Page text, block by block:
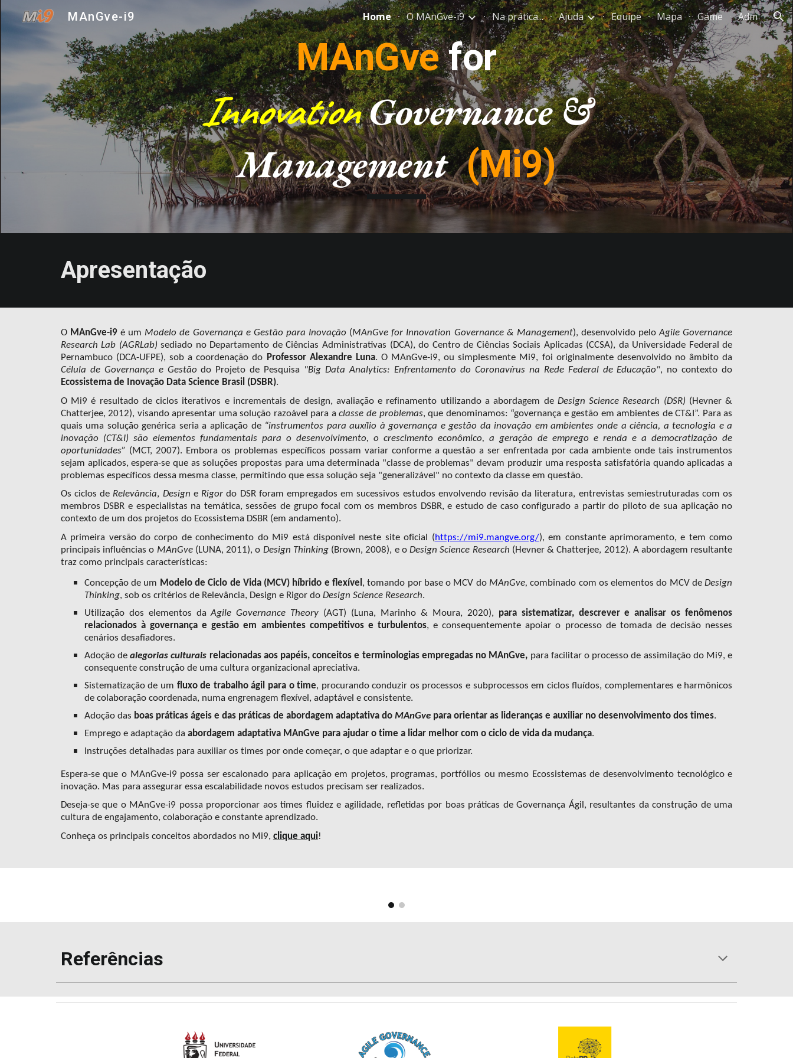
Skip to main content Skip to navigation
MAnGve-i9 Home O MAnGve-i9 Na prática... Ajuda Equipe Mapa Game Adm
MAnGve for
Innovation Governance &
Management (Mi9)
Apresentação
O MAnGve-i9é um Modelo de Governança e Gestão para Inovação (MAnGve for Innovation Governance & Management), desenvolvidopelo Agile Governance
Research Lab (AGRLab) sediado noDepartamento de Ciências Administrativas (DCA), do Centro de Ciências Sociais Aplicadas (CCSA), da Universidade Federal de
Pernambuco (DCA-UFPE), sob a coordenação do Professor Alexandre Luna. O MAnGve-i9, ou simplesmente Mi9, foi originalmente desenvolvidono âmbito da
Célula de Governança e Gestãodo Projeto de Pesquisa "Big Data Analytics: Enfrentamento do Coronavírus na Rede Federal de Educação", no contexto do
Ecossistema de Inovação Data Science Brasil (DSBR).
O Mi9 é resultado de ciclos iterativos e incrementais de design, avaliação e refinamento utilizando a abordagem de Design Science Research (DSR) (Hevner &
Chatterjee, 2012), visando apresentar uma solução razoável para aclasse de problemas, que denominamos: “governança e gestão em ambientes de CT&I”. Para as
quais uma solução genérica seria a aplicação de “instrumentos para auxílio à governança e gestão da inovação em ambientes onde a ciência, a tecnologia e a
inovação (CT&I) são elementos fundamentais para o desenvolvimento, o crescimento econômico, a geração de emprego e renda e a democratização de
oportunidades” (MCT, 2007). Embora os problemas específicos possam variar conforme a questão a ser enfrentada por cada ambiente onde tais instrumentos
sejam aplicados, espera-se que as soluções propostas para uma determinada "classe de problemas" devam produzir uma resposta satisfatória quando aplicadas a
problemas específicos dessa mesma classe, permitindo que essa solução seja "generalizável" no contexto da classe em questão.
Os ciclos de Relevância, Design e Rigordo DSR foram empregados em sucessivos estudos envolvendo revisão da literatura, entrevistas semiestruturadas com os
membros DSBR e especialistas na temática, sessões de grupo focal comos membros DSBR, e estudo de caso configurado a partir do piloto de sua aplicação no
contexto de um dos projetos do Ecossistema DSBR (em andamento).
A primeira versão do corpo de conhecimento do Mi9 está disponível neste site oficial (https://mi9.mangve.org/), em constante aprimoramento, e tem como
principais influênciaso MAnGve (LUNA, 2011), o Design Thinking(Brown, 2008), e oDesign Science Research (Hevner & Chatterjee, 2012). A abordagem resultante
traz comoprincipais características:
Concepção de um Modelo de Ciclo de Vida (MCV) híbrido e flexível , tomando por base o MCV do MAnGve,combinado com os elementos do MCV deDesign
Thinking, sob os critérios de Relevância, Design e Rigor do Design Science Research.
Utilização dos elementos daAgile Governance Theory (AGT) (Luna, Marinho & Moura, 2020), para sistematizar, descrever eana lisar os fenômenos
relacionados à governança e gestãoem ambientes competitivose turbulentos, e consequentemente apoiar o processo de tomada dedecisão nesses
cenários desafiadores.
Adoção dealegorias culturais relacionadas aos papéis, conceitos e terminologias empregadas no MAnGve, para facilitar o processo de assimilação do Mi9, e
consequente construção de uma cultura organizacional apreciativa.
Sistematização de um fluxo de trabalho ágil para o time, procurando conduzir os processos e subprocessosem ciclos fluídos, complementares e harmônicos
de colaboração coordenada, numa engrenagem flexível, adaptável e consistente.
Adoção das boas práticas ágeis e das práticas de abordagem adaptativa do MAnGvepara orientar as lideranças e auxiliar no desenvolvimento dos times.
Emprego e adaptação da abordagem adaptativa MAnGve para ajudar o time a lidar melhor com o ciclo de vida da mudança.
Instruções detalhadas para auxiliar os times por onde começar, o que adaptar e o que priorizar.
Espera-se que o MAnGve-i9 possa ser escalonado para aplicação em projetos, programas, portfólios ou mesmo Ecossistemas de desenvolvimento tecnológico e
inovação. Mas para assegurar essa escalabilidade novos estudos precisam ser realizados.
Deseja-se que o MAnGve-i9 possa proporcionar aos times fluidez e agilidade, refletidas por boas práticas deGovernança Ágil, resultantes da construção de uma
cultura de engajamento, colaboração e constante aprendizado.
Conheça os principais conceitos abordados no Mi9, clique aqui!
Referências